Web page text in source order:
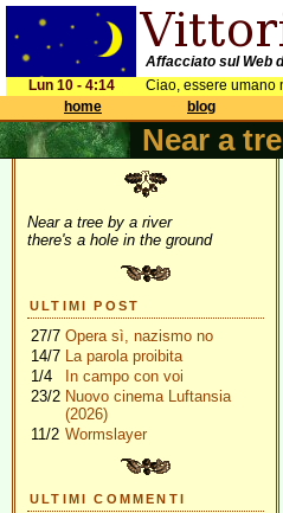
Affacciato sul Web
Lun 10 - 4:14
Ciao, essere umano
home
blog
Near a
Near a tree by a river
there's a hole in the ground
ULTIMI POST
27/7 Opera sì, nazismo no
14/7 La parola proibita
1/4
In campo con voi
23/2 Nuovo cinema Luftansia
(2026)
11/2 Wormslayer
ULTIMI COMMENTI